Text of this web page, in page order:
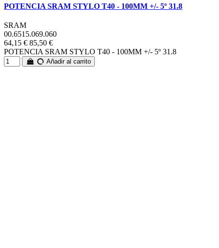
POTENCIA SRAM STYLO T40 - 100MM +/- 5º 31.8
SRAM
00.6515.069.060
64,15 € 85,50 €
POTENCIA SRAM STYLO T40 - 100MM +/- 5º 31.8
Añadir al carrito